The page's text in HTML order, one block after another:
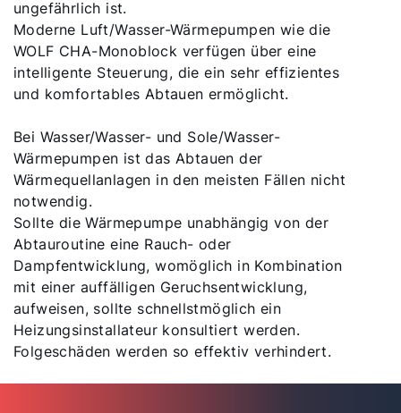
ungefährlich ist.
Moderne Luft/Wasser-Wärmepumpen wie die
WOLF CHA-Monoblock verfügen über eine
intelligente Steuerung, die ein sehr effizientes
und komfortables Abtauen ermöglicht.
Bei Wasser/Wasser- und Sole/Wasser-
Wärmepumpen ist das Abtauen der
Wärmequellanlagen in den meisten Fällen nicht
notwendig.
Sollte die Wärmepumpe unabhängig von der
Abtauroutine eine Rauch- oder
Dampfentwicklung, womöglich in Kombination
mit einer auffälligen Geruchsentwicklung,
aufweisen, sollte schnellstmöglich ein
Heizungsinstallateur konsultiert werden.
Folgeschäden werden so effektiv verhindert.